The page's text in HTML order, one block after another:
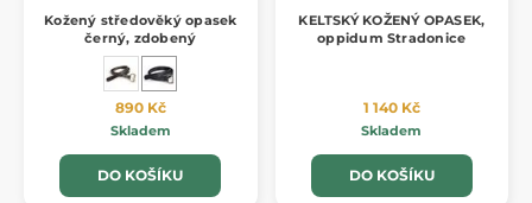
Kožený středověký opasek
černý, zdobený
890 Kč
Skladem
DO KOŠÍKU
KELTSKÝ KOŽENÝ OPASEK,
oppidum Stradonice
1 140 Kč
Skladem
DO KOŠÍKU